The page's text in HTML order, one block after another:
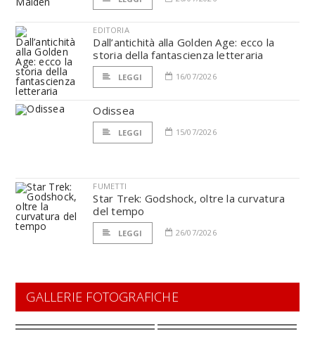
EDITORIA
Dall’antichità alla Golden Age: ecco la
storia della fantascienza letteraria
LEGGI 16/07/2026
Odissea
LEGGI 15/07/2026
FUMETTI
Star Trek: Godshock, oltre la curvatura
del tempo
LEGGI 26/07/2026
GALLERIE FOTOGRAFICHE